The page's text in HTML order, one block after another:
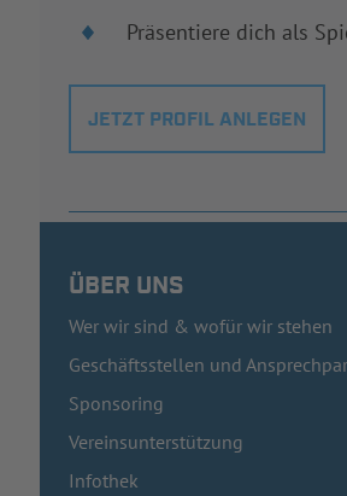
Präsentiere dich als
JETZT PROFIL ANLEGEN
ÜBER UNS
Wer wir sind & wofür wir stehen
Geschäftsstellen und
Sponsoring
Vereinsunterstützung
Infothek